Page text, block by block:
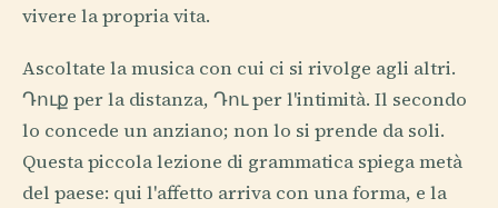
vivere la propria vita.
Ascoltate la musica con cui ci si rivolge agli altri.
Դուք per la distanza, Դու per l'intimità. Il secondo
lo concede un anziano; non lo si prende da soli.
Questa piccola lezione di grammatica spiega metà
del paese: qui l'affetto arriva con una forma, e la